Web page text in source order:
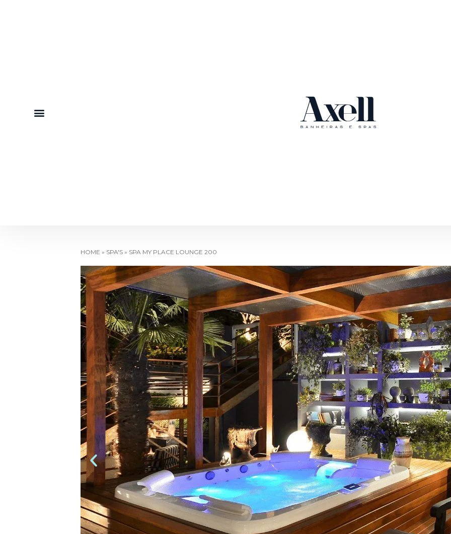
HOME » SPA'S » SPA MY PLACE LOUNGE 200